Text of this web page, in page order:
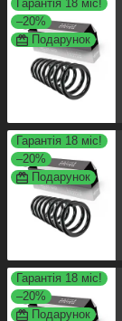
Гарантія 18 міс!
–20%
Подарунок
Гарантія 18 міс!
–20%
Подарунок
Гарантія 18 міс!
–20%
Подарунок